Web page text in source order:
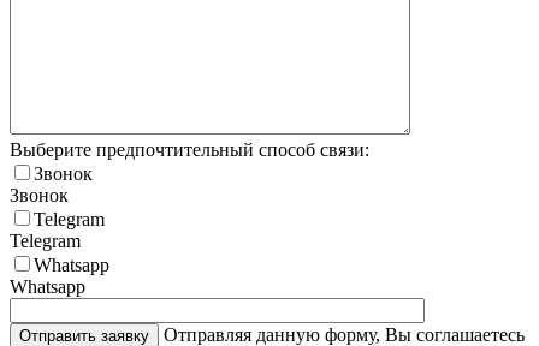
Выберите предпочтительный способ связи:
Звонок
Звонок
Telegram
Telegram
Whatsapp
Whatsapp
Отправляя данную форму, Вы соглашаетесь